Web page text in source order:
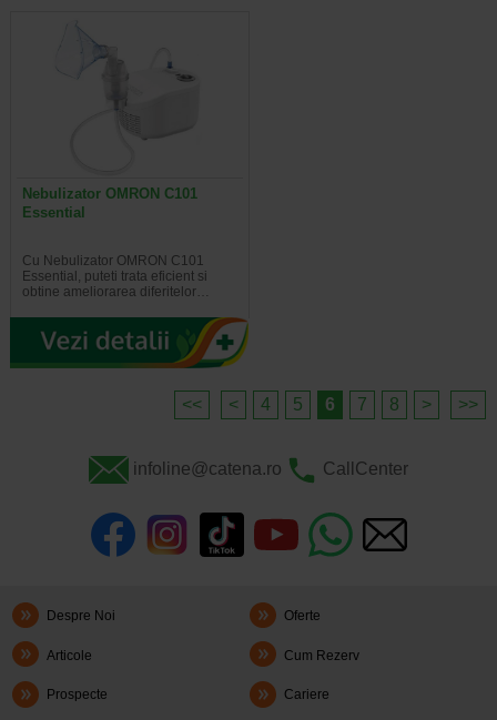
Nebulizator OMRON C101
Essential
Cu Nebulizator OMRON C101
Essential, puteti trata eficient si
obtine ameliorarea diferitelor…
<< < 4 5 6 7 8 > >>
infoline@catena.ro CallCenter
Despre Noi Oferte
Articole Cum Rezerv
Prospecte Cariere